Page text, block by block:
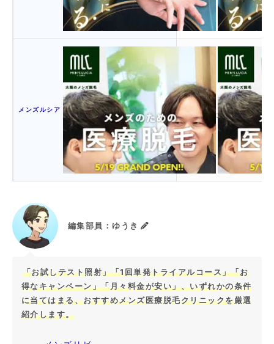
メンズルシア
あり
（希望者には無料で実施）
編集部員：ゆうき
「お試しテスト照射」「1回単発トライアルコース」「お
得なキャンペーン」「月々料金が安い」、いずれかの条件
に当てはまる、おすすめメンズ医療脱毛クリニックを厳選
紹介します。